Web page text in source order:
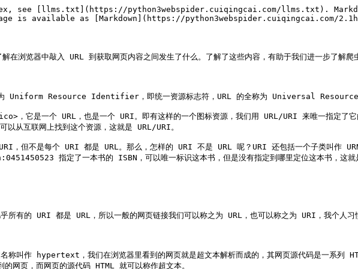
App 在 2017 年 1 月 1 日 前全部改为使用 HTTPS 加密，否则 APP 就无法在应用商店上架。
* 谷歌从 2017 年 1 月推出的 Chrome 56 开始，对未进行 HTTPS 加密的网址链接亮出风险提示，即在地址栏的显著位置提醒用户 “此网页不安全”。
* 腾讯微信小程序的官方需求文档要求后台使用 HTTPS 请求进行网络通信，不满足条件的域名和协议无法请求。

而某些网站虽然使用了 HTTPS 协议还是会被浏览器提示不安全，例如我们在 Chrome 浏览器里面打开 12306，链接为：<https://www.12306.cn/>，这时浏览器就会提示 “您的连接不是私密连接” 这样的话，如图 2-3 所示：

![](/files/-Ll_JvdcI-tdTrgMFXgz)

图 2-3 12306 页面

这是因为 12306 的 CA 证书是中国铁道部自行签发的，而这个证书是不被 CA 机构信任的，所以这里证书验证就不会通过而提示这样的话，但是实际上它的数据传输依然是经过 SSL 加密的。如果要爬取这样的站点，就需要设置忽略证书的选项，否则会提示 SSL 链接错误。

## 2.1.4 HTTP 请求过程

我们在浏览器中输入一个 URL，回车之后便会在浏览器中观察到页面内容。实际上，这个过程是浏览器向网站所在的服务器发送了一个请求，网站服务器接收到这个请求后进行处理和解析，然后返回对应的响应，接着传回给浏览器。响应里包含了页面的源代码等内容，浏览器再对其进行解析，便将网页呈现了出来，模型如图 2-4 所示。

![](/files/-Ll_JvdePRrQvlKfwDGF)

图 2-4 模型图

此处客户端即代表我们自己的 PC 或手机浏览器，服务器即要访问的网站所在的服务器。

为了更直观地说明这个过程，这里用 Chrome 浏览器的开发者模式下的 Network 监听组件来做下演示，它可以显示访问当前请求网页时发生的所有网络请求和响应。

打开 Chrome 浏览器，右击并选择 “检查” 项，即可打开浏览器的开发者工具。这里访问百度 <http://www.baidu.com/>，输入该 URL 后回车，观察这个过程中发生了怎样的网络请求。可以看到，在 Network 页面下方出现了一个个的条目，其中一个条目就代表一次发送请求和接收响应的过程，如图 2-5 所示。

![](/files/-Ll_JvdgXEnnY1ByI5NS)

图 2-5 Network 面板

我们先观察第一个网络请求，即 [www.baidu.com，其中各列的含义如下。](http://www.baidu.com，其中各列的含义如下。)

* 第一列 Name：请求的名称，一般会将 URL 的最后一部分内容当作名称。
* 第二列 Status：响应的状态码，这里显示为 200，代表响应是正常的。通过状态码，我们可以判断发送了请求之后是否得到了正常的响应。
* 第三列 Type：请求的文档类型。这里为 document，代表我们这次请求的是一个 HTML 文档，内容就是一些 HTML 代码。
* 第四列 Initiator：请求源。用来标记请求是由哪个对象或进程发起的。
* 第五列 Size：从服务器下载的文件和请求的资源大小。如果是从缓存中取得的资源，则该列会显示 from cache。
* 第六列 Time：发起请求到获取响应所用的总时间。
* 第七列 Waterfall：网络请求的可视化瀑布流。

我们点击这个条目即可看到其更详细的信息，如图 2-6 所示：

![](/files/-Ll_Jvdi0zfT8GzlQvRw)

图 2-6 详细信息

首先是 General 部分，Request URL 为请求的 URL，Request Method 为请求的方法，Status Code 为响应状态码，Remote Address 为远程服务器的地址和端口，Referrer Policy 为 Referrer 判别策略。

再继续往下，可以看到，有 Response Headers 和 Request Headers，这分别代表响应头和请求头。请求头里带有许多请求信息，例如浏览器标识、Cookies、Host 等信息，这是请求的一部分，服务器会根据请求头内的信息判断请求是否合法，进而作出对应的响应。图中看到的 Response Headers 就是响应的一部分，例如其中包含了服务器的类型、文档类型、日期等信息，浏览器接受到响应后，会解析响应内容，进而呈现网页内容。

下面我们分别来介绍一下请求和响应都包含哪些内容。

## 2.1.5　请求

请求，由客户端向服务端发出，可以分为 4 部分内容：请求方法（Request Method）、请求的网址（Request URL）、请求头（Request Headers）、请求体（Request Body）。

### 1. 请求方法

常见的请求方法有两种：GET 和 POST。

在浏览器中直接输入 URL 并回车，这便发起了一个 GET 请求，请求的参数会直接包含到 URL 里。例如，在百度中搜索 Python，这就是一个 GET 请求，链接为 <https://www.baidu.com/s?wd=Python>，其中 URL 中包含了请求的参数信息，这里参数 wd 表示要搜寻的关键字。POST 请求大多在表单提交时发起。比如，对于一个登录表单，输入用户名和密码后，点击 “登录” 按钮，这通常会发起一个 POST 请求，其数据通常以表单的形式传输，而不会体现在 URL 中。

GET 和 POST 请求方法有如下区别。

* GET 请求中的参数包含在 URL 里面，数据可以在 URL 中看到，而 POST 请求的 URL 不会包含这些数据，数据都是通过表单形式传输的，会包含在请求体中。
* GET 请求提交的数据最多只有 1024 字节，而 POST 方式没有限制。

一般来说，登录时，需要提交用户名和密码，其中包含了敏感信息，使用 GET 方式请求的话，密码就会暴露在 URL 里面，造成密码泄露，所以这里最好以 POST 方式发送。上传文件时，由于文件内容比较大，也会选用 POST 方式。

我们平常遇到的绝大部分请求都是 GET 或 POST 请求，另外还有一些请求方法，如 GET、HEAD、POST、PUT、DELETE、OPTIONS、CONNECT、TRACE 等，我们简单将其总结为表 2-1。

表 2-1 其他请求方法

| 方　　法    | 描　　述                               |
| ------- | ---------------------------------- |
| GET     | 请求页面，并返回页面内容                       |
| HEAD    | 类似于 GET 请求，只不过返回的响应中没有具体的内容，用于获取报头 |
| POST    | 大多用于提交表单或上传文件，数据包含在请求体中            |
| PUT     | 从客户端向服务器传送的数据取代指定文档中的内容            |
| DELETE  | 请求服务器删除指定的页面                       |
| CONNECT | 把服务器当作跳板，让服务器代替客户端访问其他网页           |
| OPTIONS | 允许客户端查看服务器的性能                      |
| TRACE   | 回显服务器收到的请求，主要用于测试或诊断               |

本表参考：<http://www.runoob.com/http/http-methods.html>。

### 2. 请求的网址

请求的网址，即统一资源定位符 URL，它可以唯一确定我们想请求的资源。

### 3. 请求头

请求头，用来说明服务器要使用的附加信息，比较重要的信息有 Cookie、Referer、User-Agent 等。下面简要说明一些常用的头信息。

* Accept：请求报头域，用于指定客户端可接受哪些类型的信息。
* Accept-Language：指定客户端可接受的语言类型。
* Accept-Encoding：指定客户端可接受的内容编码。
* Host：用于指定请求资源的主机 IP 和端口号，其内容为请求 URL 的原始服务器或网关的位置。从 HTTP 1.1 版本开始，请求必须包含此内容。
* Cookie：也常用复数形式 Cookies，这是网站为了辨别用户进行会话跟踪而存储在用户本地的数据。它的主要功能是维持当前访问会话。例如，我们输入用户名和密码成功登录某个网站后，服务器会用会话保存登录状态信息，后面我们每次刷新或请求该站点的其他页面时，会发现都是登录状态，这就是 Cookies 的功劳。Cookies 里有信息标识了我们所对应的服务器的会话，每次浏览器在请求该站点的页面时，都会在请求头中加上 Cookies 并将其发送给服务器，服务器通过 Cookies 识别出是我们自己，并且查出当前状态是登录状态，所以返回结果就是登录之后才能看到的网页内容。
* Referer：此内容用来标识这个请求是从哪个页面发过来的，服务器可以拿到这一信息并做相应的处理，如做来